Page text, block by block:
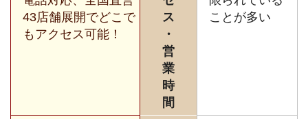
43店舗展開でどこで
もアクセス可能！
ス
・
営
業
時
間
ことが多い